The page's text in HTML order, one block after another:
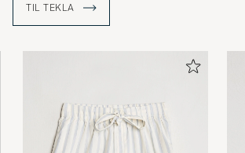
TIL TEKLA